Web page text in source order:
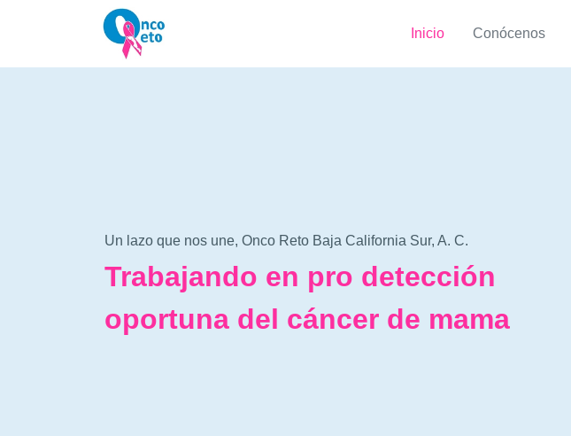
Inicio Conócenos
Un lazo que nos une, Onco Reto Baja California Sur, A. C.
Trabajando en pro detección
oportuna del cáncer de mama